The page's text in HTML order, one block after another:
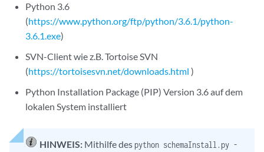
Python 3.6
(https://www.python.org/ftp/python/3.6.1/python-
3.6.1.exe)
SVN-Client wie z.B. Tortoise SVN
(https://tortoisesvn.net/downloads.html)
Python Installation Package (PIP) Version 3.6 auf dem
lokalen System installiert
HINWEIS: Mithilfe despython schemaInstall.py -